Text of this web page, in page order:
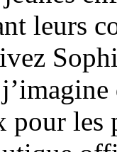
leurs
pour